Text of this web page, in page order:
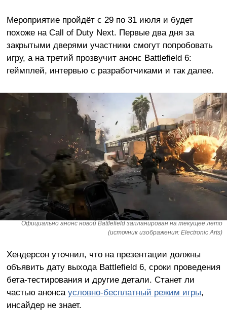
Мероприятие пройдёт с 29 по 31 июля и будет
похоже на Call of Duty Next. Первые два дня за
закрытыми дверями участники смогут попробовать
игру, а на третий прозвучит анонс Battlefield 6:
геймплей, интервью с разработчиками и так далее.
Официально анонс новой Battlefield запланирован на текущее лето
(источник изображения: Electronic Arts)
Хендерсон уточнил, что на презентации должны
объявить дату выхода Battlefield 6, сроки проведения
бета-тестирования и другие детали. Станет ли
частью анонса условно-бесплатный режим игры,
инсайдер не знает.